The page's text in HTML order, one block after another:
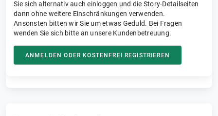
Sie sich alternativ auch einloggen und die Story-Detailseiten
dann ohne weitere Einschränkungen verwenden.
Ansonsten bitten wir Sie um etwas Geduld. Bei Fragen
wenden Sie sich bitte an unsere Kundenbetreuung.
ANMELDEN ODER KOSTENFREI REGISTRIEREN